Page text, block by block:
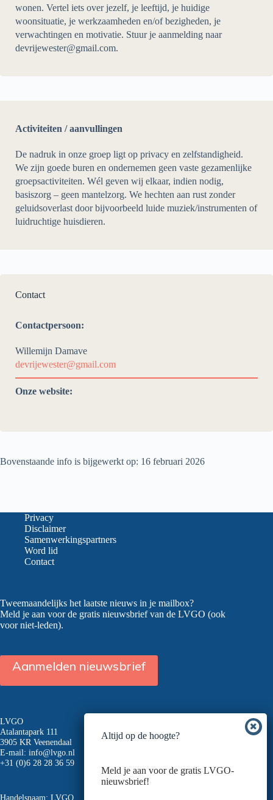
wonen. Vertel iets over jezelf, je leeftijd, je huidige
woonsituatie, je werkzaamheden en/of bezigheden, je
verwachtingen en motivatie. Stuur je aanmelding naar
devrijewester@gmail.com.
Activiteiten / aanvullingen
De nadruk in onze groep ligt op privacy en zelfstandigheid.
We zijn goede buren en ondernemen geen vaste gezamenlijke
groepsactiviteiten. Wél geven wij elkaar, indien nodig,
basiszorg – geen mantelzorg. We hechten aan rust zonder
geluidsoverlast door bijvoorbeeld luide muziek/instrumenten of
luidruchtige huisdieren.
Contact
Contactpersoon:
Willemijn Damave
devrijewester@gmail.com
Onze website:
Bovenstaande info is bijgewerkt op: 16 februari 2026
Privacy
Disclaimer
Samenwerkingspartners
Word lid
Contact
Tweemaandelijks het laatste nieuws in je mailbox?
Meld je aan voor de gratis nieuwsbrief van de LVGO (ook
voor niet-leden).
Aanmelden nieuwsbrief
LVGO
Atalantapark 111
3905 KR Veenendaal
E-mail: info@lvgo.nl
+31 (0)6 28 28 36 59
Handelsnaam: LVGO
Altijd op de hoogte?
Meld je aan voor de gratis LVGO-
nieuwsbrief!